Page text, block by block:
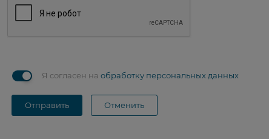
Я согласен на обработку персональных данных
Отправить Отменить